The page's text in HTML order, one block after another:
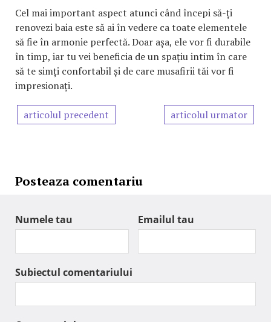
Cel mai important aspect atunci când începi să-ți
renovezi baia este să ai în vedere ca toate elementele
să fie în armonie perfectă. Doar așa, ele vor fi durabile
în timp, iar tu vei beneficia de un spațiu intim în care
să te simți confortabil și de care musafirii tăi vor fi
impresionați.
articolul precedent articolul urmator
Posteaza comentariu
Numele tau Emailul tau
Subiectul comentariului